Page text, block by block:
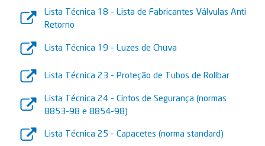
Lista Técnica 18 - Lista de Fabricantes Válvulas Anti
Retorno
Lista Técnica 19 - Luzes de Chuva
Lista Técnica 23 - Proteção de Tubos de Rollbar
Lista Técnica 24 - Cintos de Segurança (normas
8853-98 e 8854-98)
Lista Técnica 25 - Capacetes (norma standard)